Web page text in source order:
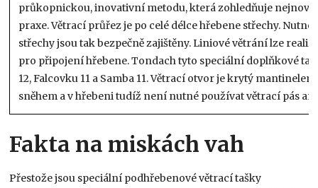
průkopnickou, inovativní metodu, která zohledňuje
praxe. Větrací průřez je po celé délce hřebene střechy.
střechy jsou tak bezpečně zajištěny. Liniové větrání lze
pro připojení hřebene. Tondach tyto speciální doplňkové
12, Falcovku 11 a Samba 11. Větrací otvor je krytý
sněhem a v hřebeni tudíž není nutné používat větrací pás
Fakta na miskách vah
Přestože jsou speciální podhřebenové větrací tašky